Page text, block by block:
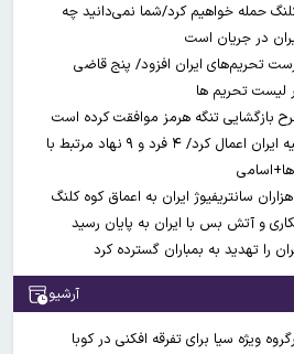
حمله خواهیم کرد/شما نمی‌دانید چه
در جریان است
فرد را به فهرست تحریم‌های ایران افزود/ پنج قاضی
لیست تحریم ها
طرح بازگشایی تنگه هرمز موافقت کرده است
آمریکا تحریم‌های جدیدی علیه ایران اعمال کرد/ ۴ فرد و ۹ نهاد مرتبط با
سانتریفیوژ ایران به اعماق کوه کلنگ
و آتش بس با ایران به پایان رسید
را تهدید به بمباران گسترده کرد
آرشیو
ویژه سیا برای تفرقه افکنی در کوبا